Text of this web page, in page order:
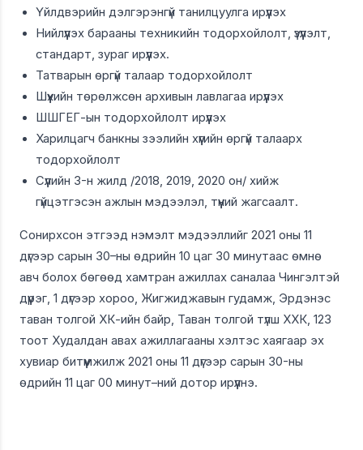
Үйлдвэрийн дэлгэрэнгүй танилцуулга ирүүлэх
Нийлүүлэх барааны техникийн тодорхойлолт, үзүүлэлт,
стандарт, зураг ирүүлэх.
Татварын өргүй талаар тодорхойлолт
Шүүхийн төрөлжсөн архивын лавлагаа ирүүлэх
ШШГЕГ-ын тодорхойлолт ирүүлэх
Харилцагч банкны зээлийн хүүгийн өргүй талаарх
тодорхойлолт
Сүүлийн 3-н жилд /2018, 2019, 2020 он/ хийж
гүйцэтгэсэн ажлын мэдээлэл, түүний жагсаалт.
Сонирхсон этгээд нэмэлт мэдээллийг 2021 оны 11
дүгээр сарын 30–ны өдрийн 10 цаг 30 минутаас өмнө
авч болох бөгөөд хамтран ажиллах саналаа Чингэлтэй
дүүрэг, 1 дүгээр хороо, Жигжиджавын гудамж, Эрдэнэс
таван толгой ХК-ийн байр, Таван толгой түлш ХХК, 123
тоот Худалдан авах ажиллагааны хэлтэс хаягаар эх
хувиар битүүмжилж 2021 оны 11 дүгээр сарын 30-ны
өдрийн 11 цаг 00 минут–ний дотор ирүүлнэ.